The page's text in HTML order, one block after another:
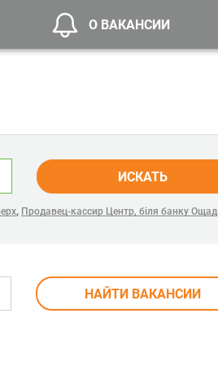
О ВАКАНСИИ
ИСКАТЬ
, Продавец-кассир Центр, біля банку Ощад
НАЙТИ ВАКАНСИИ